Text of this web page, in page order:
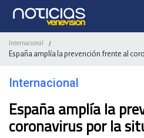
Internacional /
España amplía la prevención frente al
Internacional
España amplía la
coronavirus por la